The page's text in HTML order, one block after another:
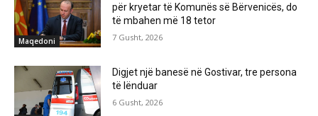
Maqedoni
për kryetar të Komunës së Bërvenicës, do
të mbahen më 18 tetor
7 Gusht, 2026
Digjet një banesë në Gostivar, tre persona
të lënduar
6 Gusht, 2026